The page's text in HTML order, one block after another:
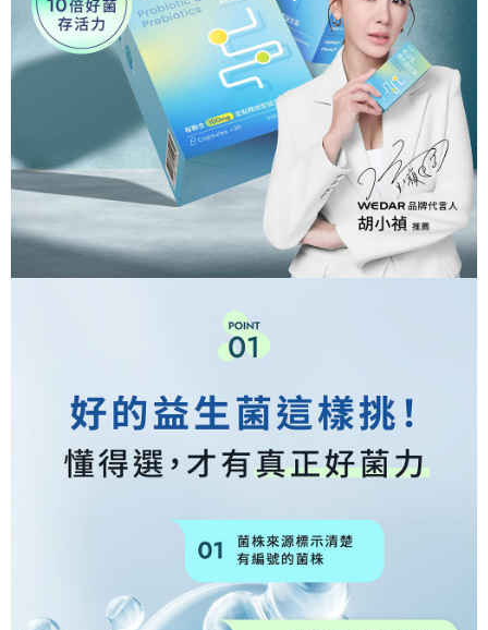
４．使用「AFTEE先享後付」時，將依據個別帳號之用戶狀況，依本公司即
時審查核予不同之上限額度；若仍有額度不足之情形，本公司將視審查結果
請求用戶進行身份認證。
５．嚴禁一人註冊多個帳號或使用他人資訊註冊。若發現惡意使用之情形，
恩沛科技股份有限公司將有權停止該用戶之使用額度並採取法律行動。
每筆NT$120，滿NT$1,500(含以上)免運費